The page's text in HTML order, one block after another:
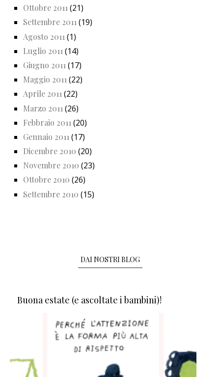
Ottobre 2011(21)
Settembre 2011(19)
Agosto 2011 (1)
Luglio 2011 (14)
Giugno 2011 (17)
Maggio 2011 (22)
Aprile 2011(22)
Marzo 2011 (26)
Febbraio 2011 (20)
Gennaio 2011 (17)
Dicembre 2010 (20)
Novembre 2010 (23)
Ottobre 2010 (26)
Settembre 2010 (15)
DAI NOSTRI BLOG
Buona estate (e ascoltate i bambini)!